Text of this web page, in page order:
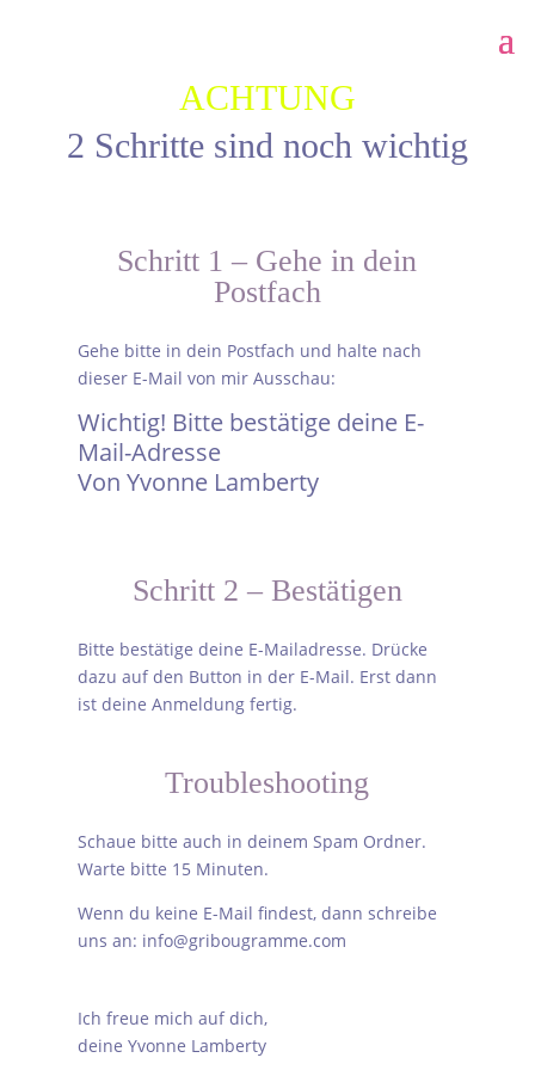
ACHTUNG
2 Schritte sind noch wichtig
Schritt 1 – Gehe in dein
Postfach
Gehe bitte in dein Postfach und halte nach
dieser E-Mail von mir Ausschau:
Wichtig! Bitte bestätige deine E-
Mail-Adresse
Von Yvonne Lamberty
Schritt 2 – Bestätigen
Bitte bestätige deine E-Mailadresse. Drücke
dazu auf den Button in der E-Mail. Erst dann
ist deine Anmeldung fertig.
Troubleshooting
Schaue bitte auch in deinem Spam Ordner.
Warte bitte 15 Minuten.
Wenn du keine E-Mail findest, dann schreibe
uns an: info@gribougramme.com
Ich freue mich auf dich,
deine Yvonne Lamberty